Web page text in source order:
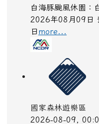
白海豚颱風休園：
2026年08月09日
日more...
國家森林遊樂區
2026-08-09,